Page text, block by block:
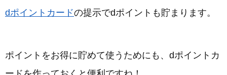
dポイントカードの提示でdポイントも貯まります。
ポイントをお得に貯めて使うためにも、dポイントカ